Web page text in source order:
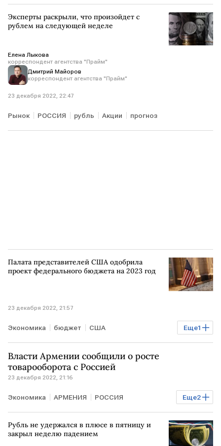
Эксперты раскрыли, что произойдет с
рублем на следующей неделе
Елена Лыкова
корреспондент агентства "Прайм"
Дмитрий Майоров
корреспондент агентства "Прайм"
23 декабря 2022, 22:47
Рынок РОССИЯ рубль Акции прогноз
Палата представителей США одобрила
проект федерального бюджета на 2023 год
23 декабря 2022, 21:57
Еще1
Экономика бюджет США
Палата представителей
Власти Армении сообщили о росте
товарооборота с Россией
23 декабря 2022, 21:16
Еще2
Экономика АРМЕНИЯ РОССИЯ
сотрудничество товарооборот
Рубль не удержался в плюсе в пятницу и
закрыл неделю падением